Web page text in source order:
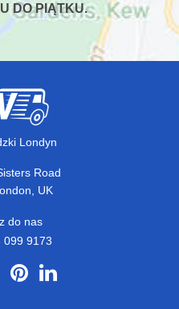
DO PIĄTKU.
Londyn
Road
UK
do nas
099 9173